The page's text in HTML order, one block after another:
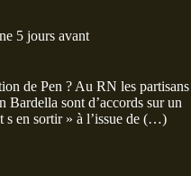
5 jours avant
de Pen ? Au RN les partisans
Bardella sont d’accords sur un
s en sortir » à l’issue de (…)